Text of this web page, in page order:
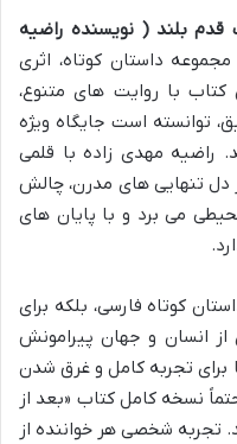
بلند ( نویسنده راضیه
داستان کوتاه، اثری
با روایت های متنوع،
است جایگاه ویژه
راضیه مهدی زاده با قلمی
دل تنهایی های مدرن، چالش
می برد و با پایان های
کوتاه فارسی، بلکه برای
انسان و جهان پیرامونش
تجربه کامل و غرق شدن
نسخه کامل کتاب «بعد از
تجربه شخصی هر خواننده از